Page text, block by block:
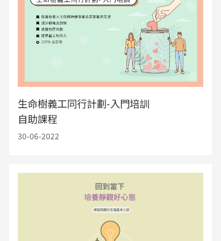
生命樹義工同行計劃​-入門培訓
自助課程
30-06-2022